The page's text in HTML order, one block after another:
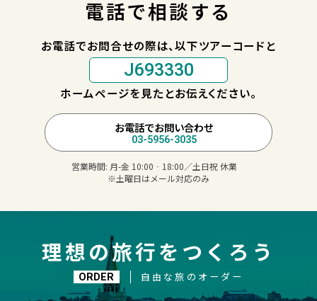
電話で相談する
お電話でお問合せの際は、以下ツアーコードと
J693330
ホームページを見たとお伝えください。
お電話でお問い合わせ
03-5956-3035
営業時間: 月-金 10:00‐18:00／土日祝 休業
※土曜日はメール対応のみ
理想の旅行をつくろう
ORDER 自由な旅のオーダー